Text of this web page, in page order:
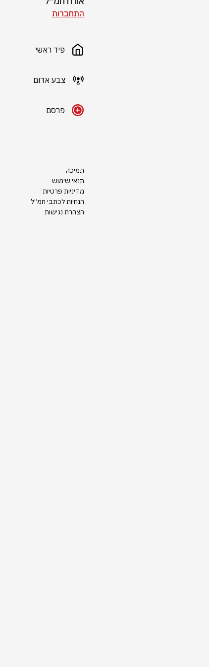
התחברות
פיד ראשי
צבע אדום
פרסם
תמיכה
תנאי שימוש
מדיניות פרטיות
הנחיות לכתבי חמ״ל
הצהרת נגישות